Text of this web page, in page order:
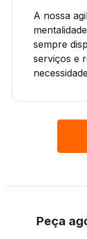
A nossa
sempre
serviços e
Peça